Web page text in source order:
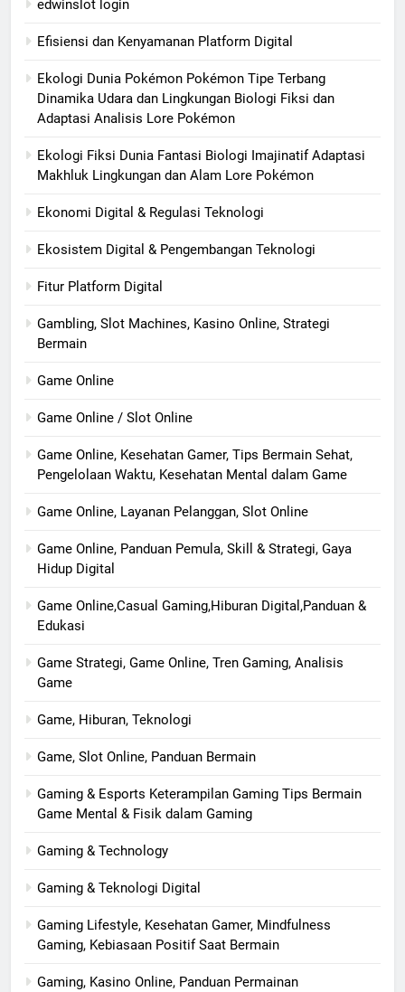
edwinslot login
Efisiensi dan Kenyamanan Platform Digital
Ekologi Dunia Pokémon Pokémon Tipe Terbang
Dinamika Udara dan Lingkungan Biologi Fiksi dan
Adaptasi Analisis Lore Pokémon
Ekologi Fiksi Dunia Fantasi Biologi Imajinatif Adaptasi
Makhluk Lingkungan dan Alam Lore Pokémon
Ekonomi Digital & Regulasi Teknologi
Ekosistem Digital & Pengembangan Teknologi
Fitur Platform Digital
Gambling, Slot Machines, Kasino Online, Strategi
Bermain
Game Online
Game Online / Slot Online
Game Online, Kesehatan Gamer, Tips Bermain Sehat,
Pengelolaan Waktu, Kesehatan Mental dalam Game
Game Online, Layanan Pelanggan, Slot Online
Game Online, Panduan Pemula, Skill & Strategi, Gaya
Hidup Digital
Game Online,Casual Gaming,Hiburan Digital,Panduan &
Edukasi
Game Strategi, Game Online, Tren Gaming, Analisis
Game
Game, Hiburan, Teknologi
Game, Slot Online, Panduan Bermain
Gaming & Esports Keterampilan Gaming Tips Bermain
Game Mental & Fisik dalam Gaming
Gaming & Technology
Gaming & Teknologi Digital
Gaming Lifestyle, Kesehatan Gamer, Mindfulness
Gaming, Kebiasaan Positif Saat Bermain
Gaming, Kasino Online, Panduan Permainan